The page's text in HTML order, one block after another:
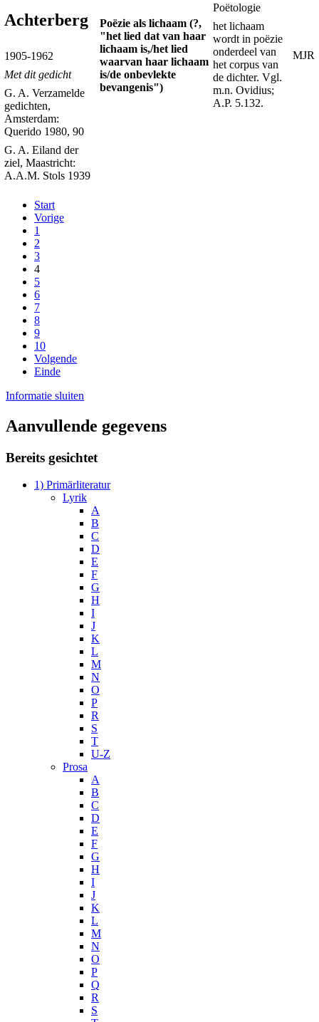
Achterberg
1905-1962
Met dit gedicht
G. A. Verzamelde
gedichten,
Amsterdam:
Querido 1980, 90
G. A. Eiland der
ziel, Maastricht:
A.A.M. Stols 1939
Poëzie als lichaam (?,
"het lied dat van haar
lichaam is,/het lied
waarvan haar lichaam
is/de onbevlekte
bevangenis")
Poëtologie
het lichaam
wordt in poëzie
onderdeel van
het corpus van
de dichter. Vgl.
m.n. Ovidius;
A.P. 5.132.
MJR
Start
Vorige
1
2
3
4
5
6
7
8
9
10
Volgende
Einde
Informatie sluiten
Aanvullende gegevens
Bereits gesichtet
1) Primärliteratur
Lyrik
A
B
C
D
E
F
G
H
I
J
K
L
M
N
O
P
R
S
T
U-Z
Prosa
A
B
C
D
E
F
G
H
I
J
K
L
M
N
O
P
Q
R
S